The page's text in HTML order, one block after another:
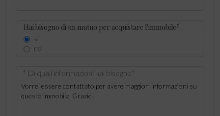
Hai bisogno di un mutuo per acquistare l'immobile?
si
no
* Di quali informazioni hai bisogno?